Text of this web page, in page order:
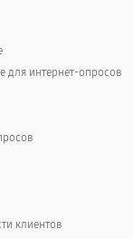
для интернет-опросов
клиентов